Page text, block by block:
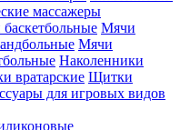
массажеры
Мячи
Мячи
Наколенники
вратарские Щитки
для игровых видов